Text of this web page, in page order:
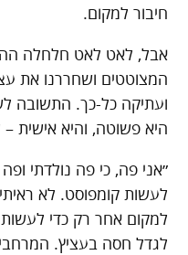
חיבור למקום.
אבל, לאט לאט חלחלה
המצוטטים ושחררנו את
ועתיקה כל-כך. התשובה
היא פשוטה, והיא אישית
״אני פה, כי פה נולדתי
לעשות קומפוסט. לא
למקום אחר רק כדי
לגדל חסה בעציץ.